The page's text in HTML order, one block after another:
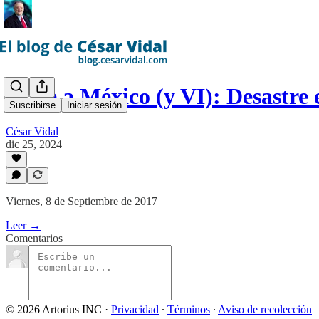
Suscribirse Iniciar sesión
Viaje a México (y VI):
César Vidal
dic 25, 2024
Viernes, 8 de Septiembre de 2017
Leer →
Comentarios
© 2026 Artorius INC · Privacidad ∙ Términos ∙ Aviso de recolección